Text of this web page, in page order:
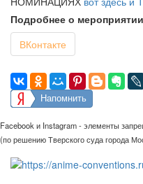
Подробнее о мероприятии
ВКонтакте
Напомнить
Facebook и Instagram - элементы
(по решению Тверского суда города